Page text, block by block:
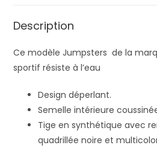
Description
Ce modèle Jumpsters de la
sportif résiste à l’eau
Design déperlant.
Semelle intérieure
Tige en synthétique avec
quadrillée noire et